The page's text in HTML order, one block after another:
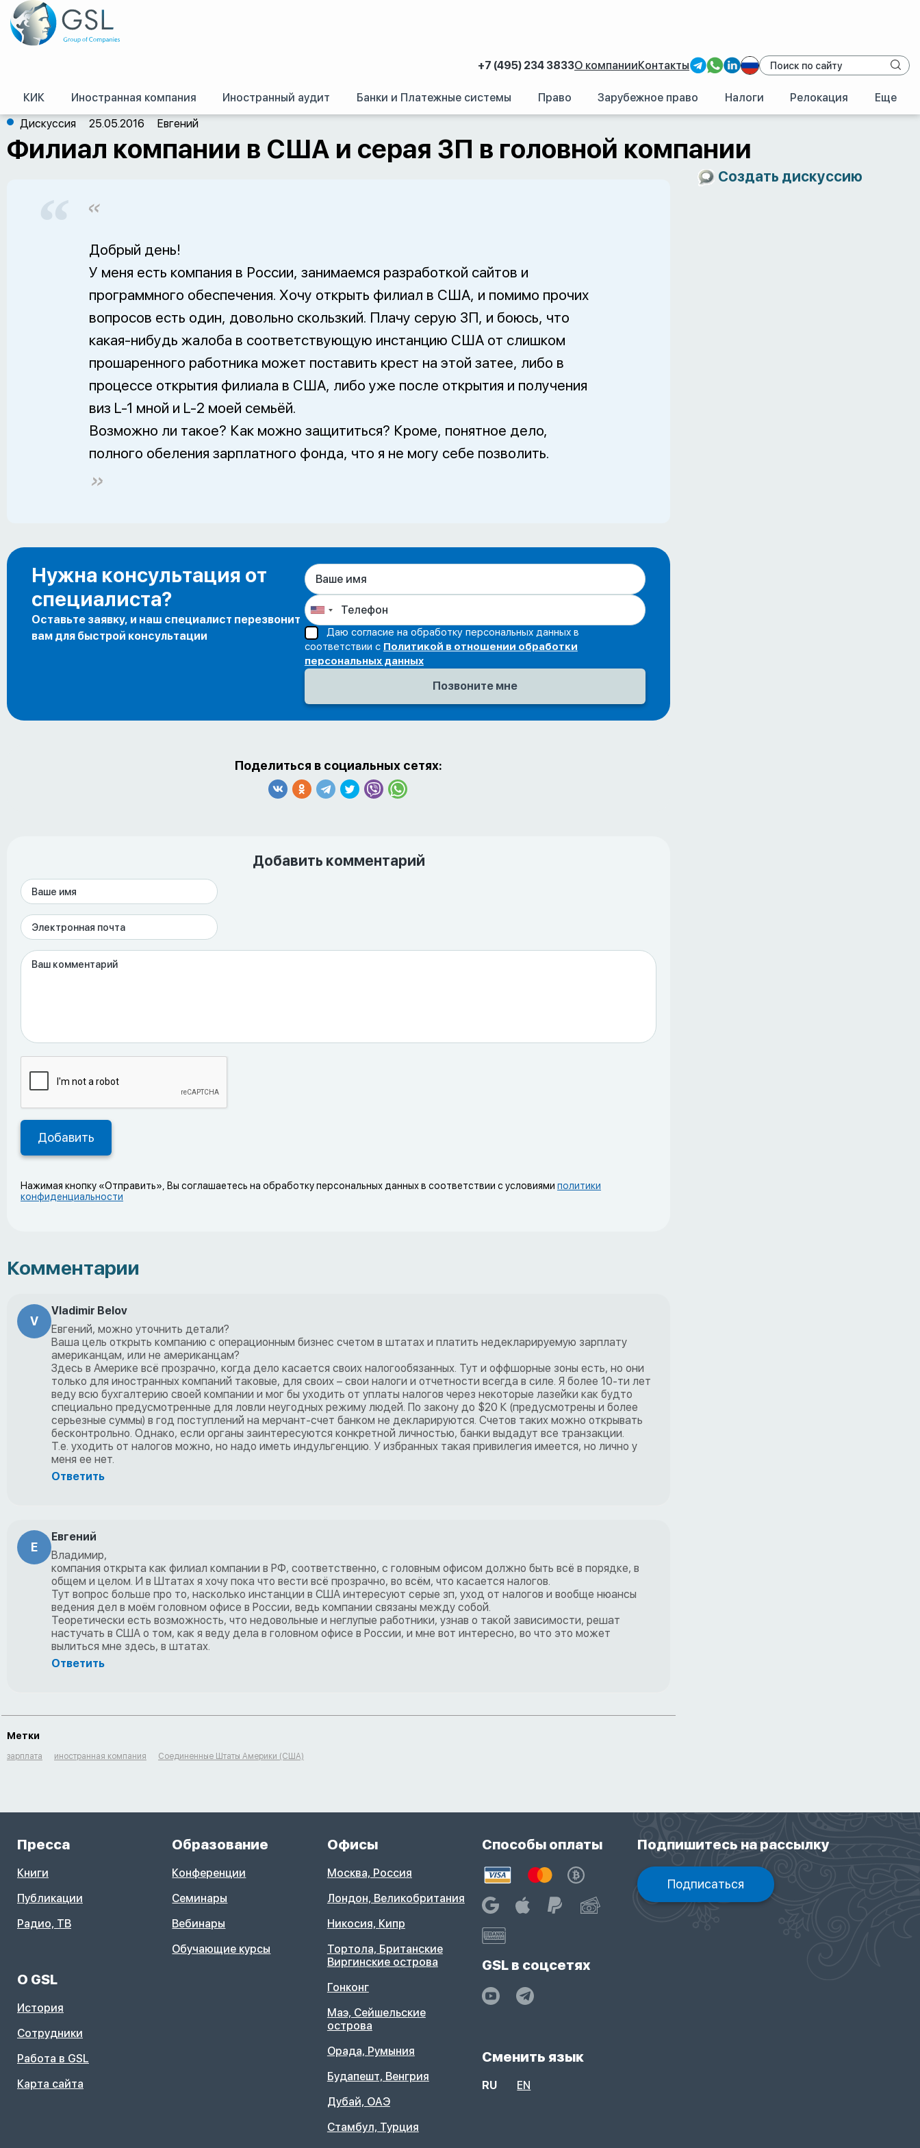
+7 (495) 234 3833О компанииКонтакты
КИК Иностранная компания Иностранный аудит Банки и Платежные системы Право Зарубежное право Налоги Релокация Еще
GSL/Оффшор – форум /США/Филиал компании в США и серая ЗП в головной компании
Дискуссия 25.05.2016 Евгений
Филиал компании в США и серая ЗП в головной компании
Добрый день!
У меня есть компания в России, занимаемся разработкой сайтов и
программного обеспечения. Хочу открыть филиал в США, и помимо прочих
вопросов есть один, довольно скользкий. Плачу серую ЗП, и боюсь, что
какая-нибудь жалоба в соответствующую инстанцию США от слишком
прошаренного работника может поставить крест на этой затее, либо в
процессе открытия филиала в США, либо уже после открытия и получения
виз L-1 мной и L-2 моей семьёй.
Возможно ли такое? Как можно защититься? Кроме, понятное дело,
полного обеления зарплатного фонда, что я не могу себе позволить.
Нужна консультация от
специалиста?
Оставьте заявку, и наш специалист перезвонит
вам для быстрой консультации
Даю согласие на обработку персональных данных в
соответствии с Политикой в отношении обработки
персональных данных
Поделиться в социальных сетях:
Добавить комментарий
Нажимая кнопку «Отправить», Вы соглашаетесь на обработку персональных данных в соответствии с условиями политики
конфиденциальности
Комментарии
V
Vladimir Belov
Евгений, можно уточнить детали?
Ваша цель открыть компанию с операционным бизнес счетом в штатах и платить недекларируемую зарплату
американцам, или не американцам?
Здесь в Америке всё прозрачно, когда дело касается своих налогообязанных. Тут и оффшорные зоны есть, но они
только для иностранных компаний таковые, для своих – свои налоги и отчетности всегда в силе. Я более 10-ти лет
веду всю бухгалтерию своей компании и мог бы уходить от уплаты налогов через некоторые лазейки как будто
специально предусмотренные для ловли неугодных режиму людей. По закону до $20 К (предусмотрены и более
серьезные суммы) в год поступлений на мерчант-счет банком не декларируются. Счетов таких можно открывать
бесконтрольно. Однако, если органы заинтересуются конкретной личностью, банки выдадут все транзакции.
Т.е. уходить от налогов можно, но надо иметь индульгенцию. У избранных такая привилегия имеется, но лично у
меня ее нет.
Ответить
Е
Евгений
Владимир,
компания открыта как филиал компании в РФ, соответственно, с головным офисом должно быть всё в порядке, в
общем и целом. И в Штатах я хочу пока что вести всё прозрачно, во всём, что касается налогов.
Тут вопрос больше про то, насколько инстанции в США интересуют серые зп, уход от налогов и вообще нюансы
ведения дел в моём головном офисе в России, ведь компании связаны между собой.
Теоретически есть возможность, что недовольные и неглупые работники, узнав о такой зависимости, решат
настучать в США о том, как я веду дела в головном офисе в России, и мне вот интересно, во что это может
вылиться мне здесь, в штатах.
Ответить
Метки
зарплата иностранная компания Соединенные Штаты Америки (США)
Создать дискуссию
О GSL
История
Сотрудники
Работа в GSL
Карта сайта
Пресса
Книги
Публикации
Радио, ТВ
Образование
Конференции
Семинары
Вебинары
Обучающие курсы
Офисы
Москва, Россия
Лондон, Великобритания
Никосия, Кипр
Тортола, Британские
Виргинские острова
Гонконг
Маэ, Сейшельские
острова
Орада, Румыния
Будапешт, Венгрия
Дубай, ОАЭ
Стамбул, Турция
Способы оплаты
GSL в соцсетях
Сменить язык
RU EN
Подпишитесь на рассылку
Подписаться